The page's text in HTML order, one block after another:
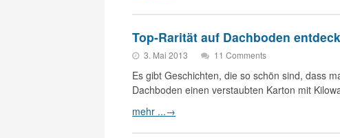
Top-Rarität auf Dachboden
3. Mai 2013 11 Comments
Es gibt Geschichten, die so schön sind, dass
Dachboden einen verstaubten Karton mit
mehr ...→